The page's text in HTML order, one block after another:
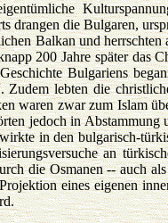
drangen die Bulgaren,
Balkan und herrschten
200 Jahre später das
Bulgariens
lebten die
waren zwar zum Islam
jedoch in Abstammung
in den bulgarisch-
an
die Osmanen -- auch
eines eigenen